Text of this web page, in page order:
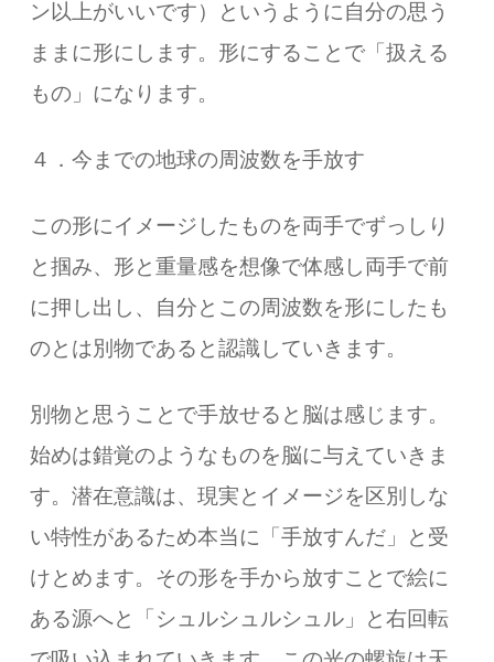
ン以上がいいです）というように自分の思う
ままに形にします。形にすることで「扱える
もの」になります。
４．今までの地球の周波数を手放す
この形にイメージしたものを両手でずっしり
と掴み、形と重量感を想像で体感し両手で前
に押し出し、自分とこの周波数を形にしたも
のとは別物であると認識していきます。
別物と思うことで手放せると脳は感じます。
始めは錯覚のようなものを脳に与えていきま
す。潜在意識は、現実とイメージを区別しな
い特性があるため本当に「手放すんだ」と受
けとめます。その形を手から放すことで絵に
ある源へと「シュルシュルシュル」と右回転